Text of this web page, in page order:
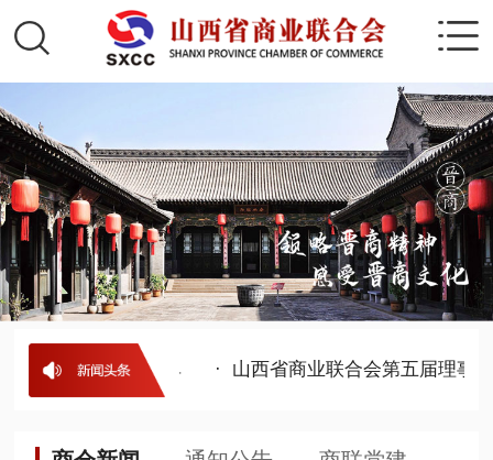
届理事会-理事名单 · 山西省商业联合会第五届理事会